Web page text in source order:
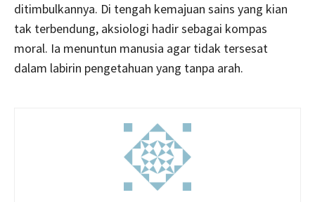
ditimbulkannya. Di tengah kemajuan sains yang kian
tak terbendung, aksiologi hadir sebagai kompas
moral. Ia menuntun manusia agar tidak tersesat
dalam labirin pengetahuan yang tanpa arah.